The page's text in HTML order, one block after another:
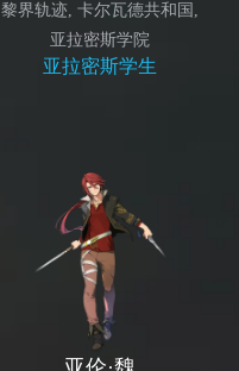
黎界轨迹, 卡尔瓦德共和国 ,
亚拉密斯学院
亚拉密斯学生